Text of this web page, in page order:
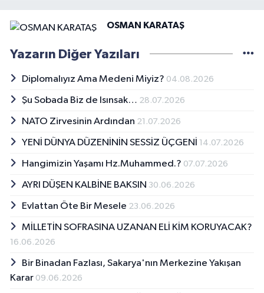
OSMAN KARATAŞ
Yazarın Diğer Yazıları
Diplomalıyız Ama Medeni Miyiz? 04.08.2026
Şu Sobada Biz de Isınsak… 28.07.2026
NATO Zirvesinin Ardından 21.07.2026
YENİ DÜNYA DÜZENİNİN SESSİZ ÜÇGENİ 14.07.2026
Hangimizin Yaşamı Hz.Muhammed.? 07.07.2026
AYRI DÜŞEN KALBİNE BAKSIN 30.06.2026
Evlattan Öte Bir Mesele 23.06.2026
MİLLETİN SOFRASINA UZANAN ELİ KİM KORUYACAK?
16.06.2026
Bir Binadan Fazlası, Sakarya'nın Merkezine Yakışan
Karar 09.06.2026